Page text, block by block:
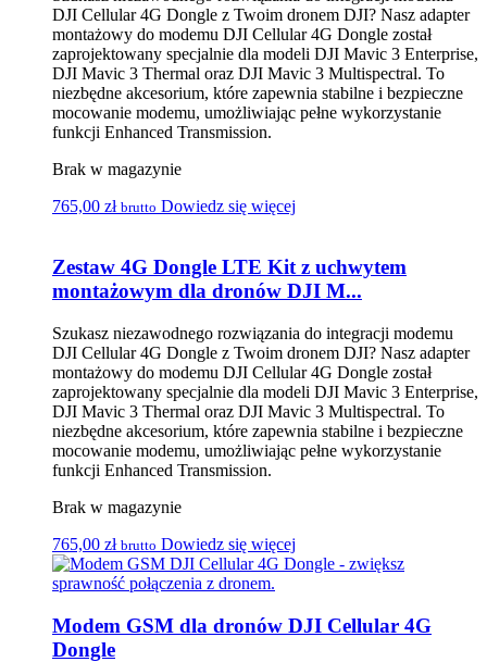
DJI Cellular 4G Dongle z Twoim dronem DJI? Nasz adapter
montażowy do modemu DJI Cellular 4G Dongle został
zaprojektowany specjalnie dla modeli DJI Mavic 3 Enterprise,
DJI Mavic 3 Thermal oraz DJI Mavic 3 Multispectral. To
niezbędne akcesorium, które zapewnia stabilne i bezpieczne
mocowanie modemu, umożliwiając pełne wykorzystanie
funkcji Enhanced Transmission.
Brak w magazynie
765,00 zł brutto Dowiedz się więcej
Zestaw 4G Dongle LTE Kit z uchwytem
montażowym dla dronów DJI M...
Szukasz niezawodnego rozwiązania do integracji modemu
DJI Cellular 4G Dongle z Twoim dronem DJI? Nasz adapter
montażowy do modemu DJI Cellular 4G Dongle został
zaprojektowany specjalnie dla modeli DJI Mavic 3 Enterprise,
DJI Mavic 3 Thermal oraz DJI Mavic 3 Multispectral. To
niezbędne akcesorium, które zapewnia stabilne i bezpieczne
mocowanie modemu, umożliwiając pełne wykorzystanie
funkcji Enhanced Transmission.
Brak w magazynie
765,00 zł brutto Dowiedz się więcej
Modem GSM dla dronów DJI Cellular 4G
Dongle